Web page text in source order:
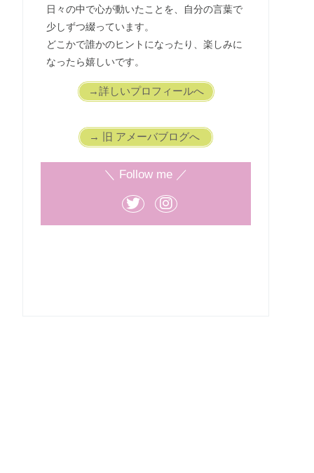
日々の中で心が動いたことを、自分の言葉で
少しずつ綴っています。
どこかで誰かのヒントになったり、楽しみに
なったら嬉しいです。
→詳しいプロフィールへ
→ 旧 アメーバブログへ
＼ Follow me ／